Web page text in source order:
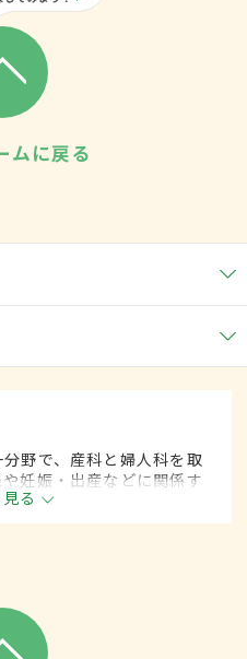
ムに戻る
野で、産科と婦人科を取
妊娠・出産などに関係す
治療します。
る